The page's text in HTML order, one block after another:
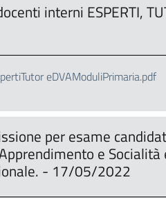
interni ESPERTI,
eDVAModuliPrimaria.pdf
per esame
e
- 17/05/2022